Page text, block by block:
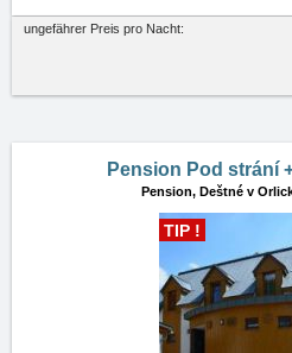
ungefährer Preis pro Nacht:
Pension Pod strání
Pension, Deštné v
TIP !